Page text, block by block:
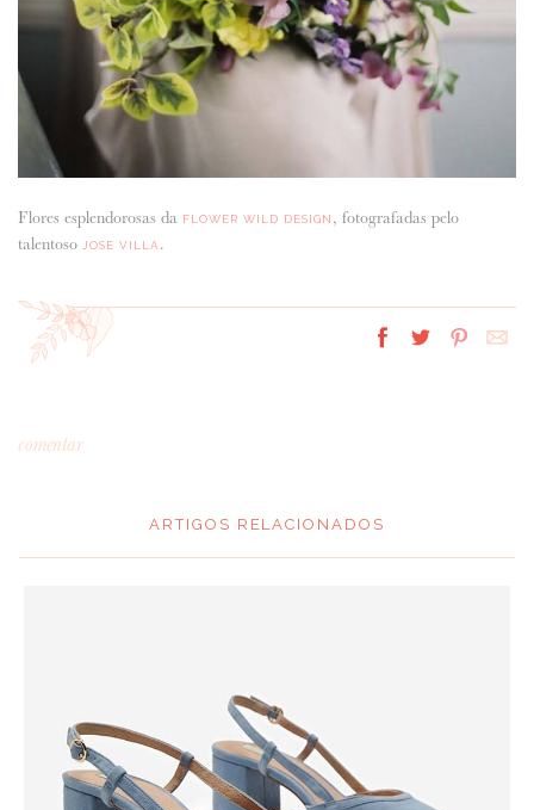
Flores esplendorosas da FLOWER WILD DESIGN , fotografadas pelo
talentoso
JOSE VILLA .
comentar
NOME*:
ARTIGOS RELACIONADOS